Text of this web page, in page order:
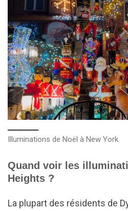
Illuminations de Noël à New York
Quand voir les
Heights ?
La plupart des résidents de